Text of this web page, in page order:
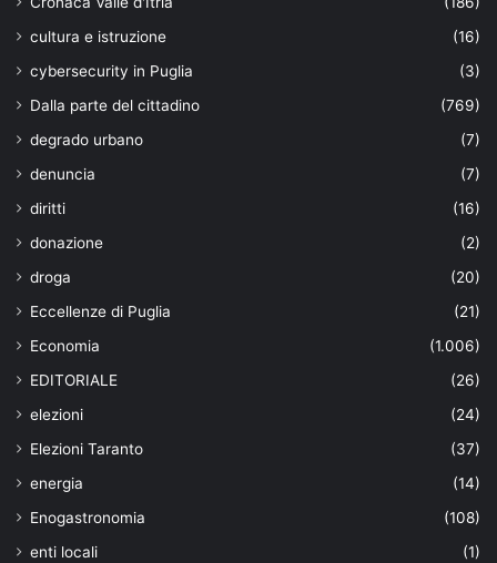
cultura e istruzione
(16)
cybersecurity in Puglia
(3)
Dalla parte del cittadino
(769)
degrado urbano
(7)
denuncia
(7)
diritti
(16)
donazione
(2)
droga
(20)
Eccellenze di Puglia
(21)
Economia
(1.006)
EDITORIALE
(26)
elezioni
(24)
Elezioni Taranto
(37)
energia
(14)
Enogastronomia
(108)
enti locali
(1)